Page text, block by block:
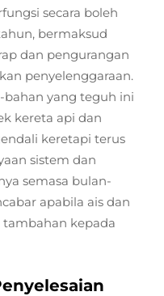
secara boleh
bermaksud
dan pengurangan
penyelenggaraan.
yang teguh ini
kereta api dan
keretapi terus
sistem dan
semasa bulan-
apabila ais dan
kepada